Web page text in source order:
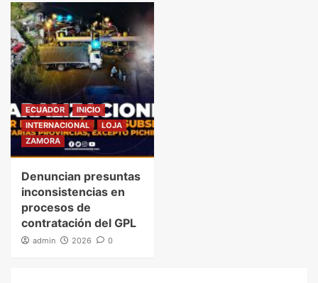
ECUADOR
INICIO
INTERNACIONAL
LOJA
ZAMORA
Denuncian presuntas
inconsistencias en
procesos de
contratación del GPL
admin 2026 0